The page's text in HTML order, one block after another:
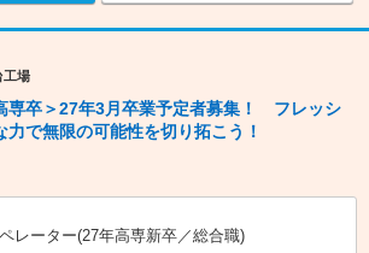
工場
専卒＞27年3月卒業予定者募集！ フレッシ
力で無限の可能性を切り拓こう！
レーター(27年高専新卒／総合職)